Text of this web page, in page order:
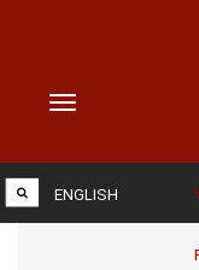
Toggle
ENGLISH